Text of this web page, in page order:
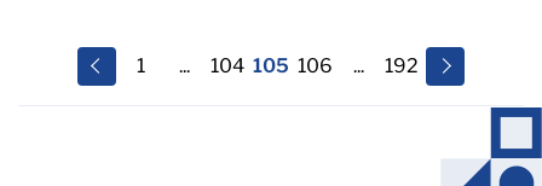
1 ... 104 105 106 ... 192